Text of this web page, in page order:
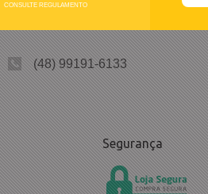
CONSULTE REGULAMENTO
(48) 99191-6133
Segurança